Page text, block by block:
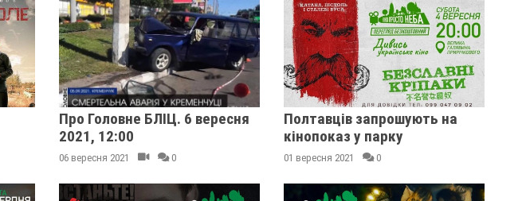
Про Головне БЛІЦ. 6 вересня
2021, 12:00
06 вересня 2021 0
Полтавців запрошують на
кінопоказ у парку
01 вересня 2021 0